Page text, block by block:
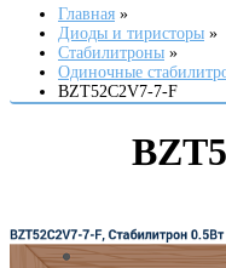
Главная
Диоды и тиристоры
Стабилитроны
Одиночные
BZT52C2V7-7-F